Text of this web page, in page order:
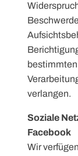
verlangen.
Soziale
Facebook
Wir